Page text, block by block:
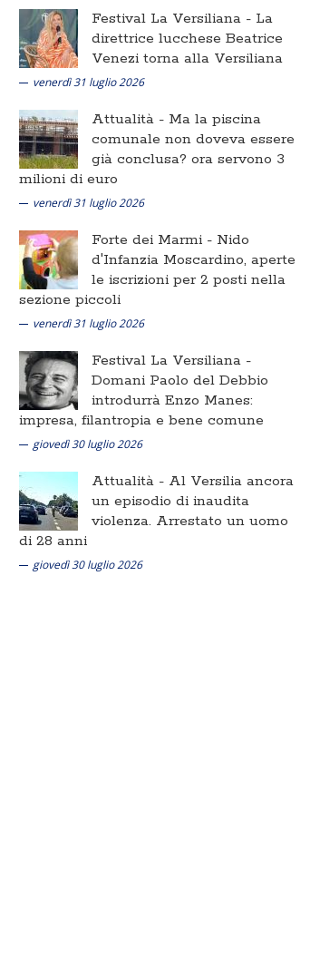
Festival La Versiliana - La
direttrice lucchese Beatrice
Venezi torna alla Versiliana
venerdì 31 luglio 2026
Attualità - Ma la piscina
comunale non doveva essere
già conclusa? ora servono 3
milioni di euro
venerdì 31 luglio 2026
Forte dei Marmi - Nido
d'Infanzia Moscardino, aperte
le iscrizioni per 2 posti nella
sezione piccoli
venerdì 31 luglio 2026
Festival La Versiliana -
Domani Paolo del Debbio
introdurrà Enzo Manes:
impresa, filantropia e bene comune
giovedì 30 luglio 2026
Attualità - Al Versilia ancora
un episodio di inaudita
violenza. Arrestato un uomo
di 28 anni
giovedì 30 luglio 2026